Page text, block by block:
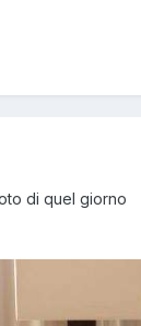
di quel giorno